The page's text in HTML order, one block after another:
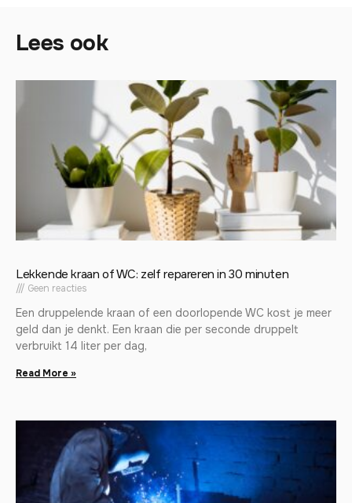
Lees ook
Lekkende kraan of WC: zelf repareren in 30 minuten
Geen reacties
Een druppelende kraan of een doorlopende WC kost je meer
geld dan je denkt. Een kraan die per seconde druppelt
verbruikt 14 liter per dag,
Read More »